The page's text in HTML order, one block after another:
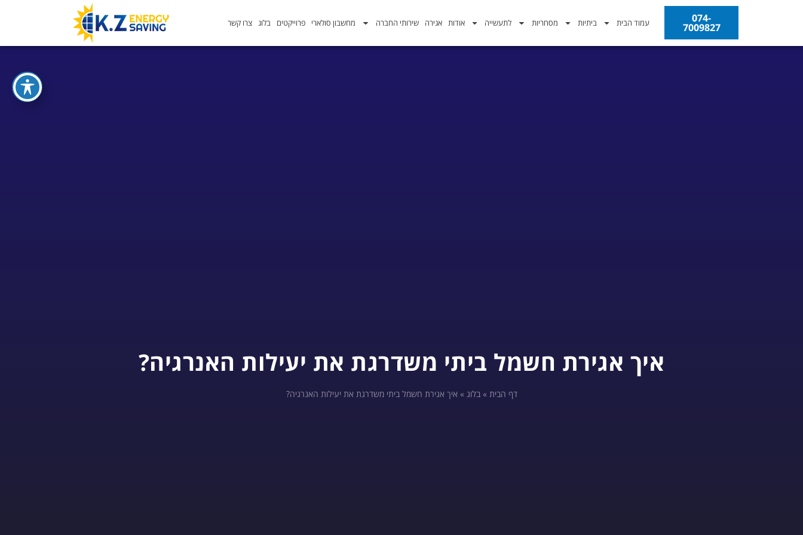
074-
7009827 עמוד הבית ביתיות מסחריות לתעשייה אודות אגירה שירותי החברה מחשבון סולארי פרוייקטים בלוג צרו קשר
איך אגירת חשמל ביתי משדרגת את יעילות האנרגיה?
דף הבית » בלוג » איך אגירת חשמל ביתי משדרגת את יעילות האנרגיה?